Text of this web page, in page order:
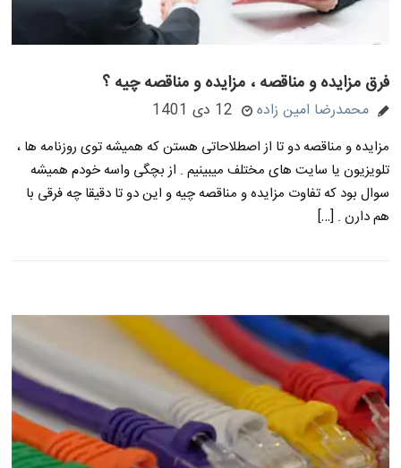
فرق مزایده و مناقصه ، مزایده و مناقصه چیه ؟
محمدرضا امین زاده 12 دی 1401
مزایده و مناقصه دو تا از اصطلاحاتی هستن که همیشه توی روزنامه ها ،
تلویزیون یا سایت های مختلف میبینیم . از بچگی واسه خودم همیشه
سوال بود که تفاوت مزایده و مناقصه چیه و این دو تا دقیقا چه فرقی با
هم دارن . […]